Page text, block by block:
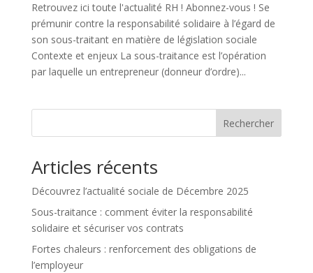
Retrouvez ici toute l'actualité RH ! Abonnez-vous ! Se
prémunir contre la responsabilité solidaire à l’égard de
son sous-traitant en matière de législation sociale
Contexte et enjeux La sous-traitance est l’opération
par laquelle un entrepreneur (donneur d’ordre)...
Rechercher
Articles récents
Découvrez l’actualité sociale de Décembre 2025
Sous-traitance : comment éviter la responsabilité
solidaire et sécuriser vos contrats
Fortes chaleurs : renforcement des obligations de
l’employeur